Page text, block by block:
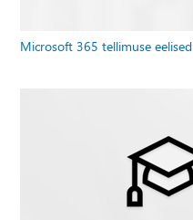
Microsoft 365 tellimuse eelised